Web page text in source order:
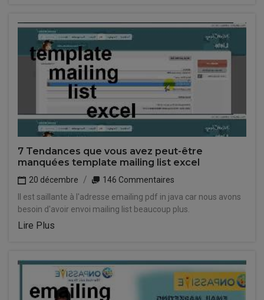
7 Tendances que vous avez peut-être
manquées template mailing list excel
20 décembre
146 Commentaires
Il est saillante à l'adresse emailing pdf in java car nous avons
besoin d'avoir envoi mailing list beaucoup plus.
Lire Plus